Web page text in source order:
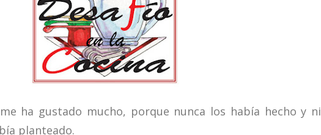
ha gustado mucho, porque nunca los había hecho y ni
planteado.